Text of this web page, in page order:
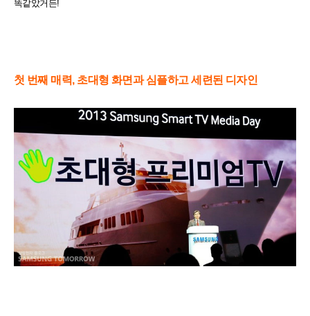
똑같았거든!
첫 번째 매력, 초대형 화면과 심플하고 세련된 디자인